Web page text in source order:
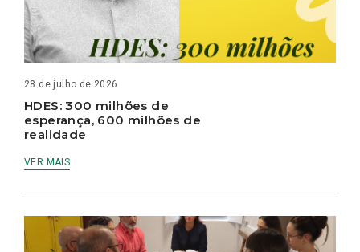
28 de julho de 2026
HDES: 300 milhões de
esperança, 600 milhões de
realidade
VER MAIS